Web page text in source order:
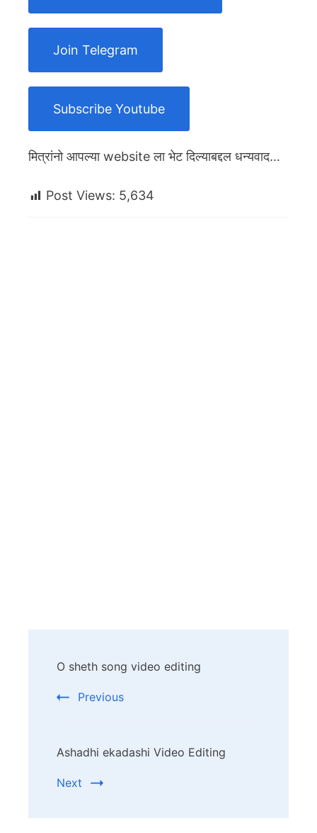
Join Telegram
Subscribe Youtube
मित्रांनो आपल्या website ला भेट दिल्याबद्दल धन्यवाद…
Post Views: 5,634
Navigation
O sheth song video editing
Previous
Ashadhi ekadashi Video Editing
Next